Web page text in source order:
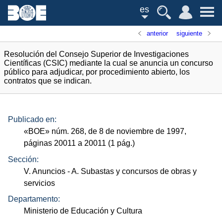
es
anterior siguiente
Resolución del Consejo Superior de Investigaciones
Científicas (CSIC) mediante la cual se anuncia un concurso
público para adjudicar, por procedimiento abierto, los
contratos que se indican.
Publicado en:
«BOE» núm. 268, de 8 de noviembre de 1997,
páginas 20011 a 20011 (1 pág.)
Sección:
V. Anuncios - A. Subastas y concursos de obras y
servicios
Departamento:
Ministerio de Educación y Cultura